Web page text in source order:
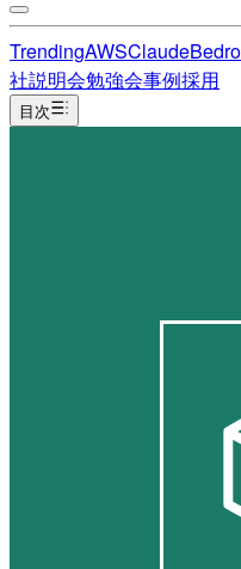
TrendingAWSClaude
社説明会勉強会事例採用
目次